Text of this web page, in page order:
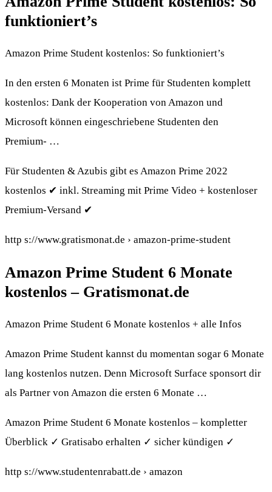
funktioniert’s
Amazon Prime Student kostenlos: So funktioniert’s
In den ersten 6 Monaten ist Prime für Studenten komplett
kostenlos: Dank der Kooperation von Amazon und
Microsoft können eingeschriebene Studenten den
Premium- …
Für Studenten & Azubis gibt es Amazon Prime 2022
kostenlos ✔ inkl. Streaming mit Prime Video + kostenloser
Premium-Versand ✔
http s://www.gratismonat.de › amazon-prime-student
Amazon Prime Student 6 Monate
kostenlos – Gratismonat.de
Amazon Prime Student 6 Monate kostenlos + alle Infos
Amazon Prime Student kannst du momentan sogar 6 Monate
lang kostenlos nutzen. Denn Microsoft Surface sponsort dir
als Partner von Amazon die ersten 6 Monate …
Amazon Prime Student 6 Monate kostenlos – kompletter
Überblick ✓ Gratisabo erhalten ✓ sicher kündigen ✓
http s://www.studentenrabatt.de › amazon